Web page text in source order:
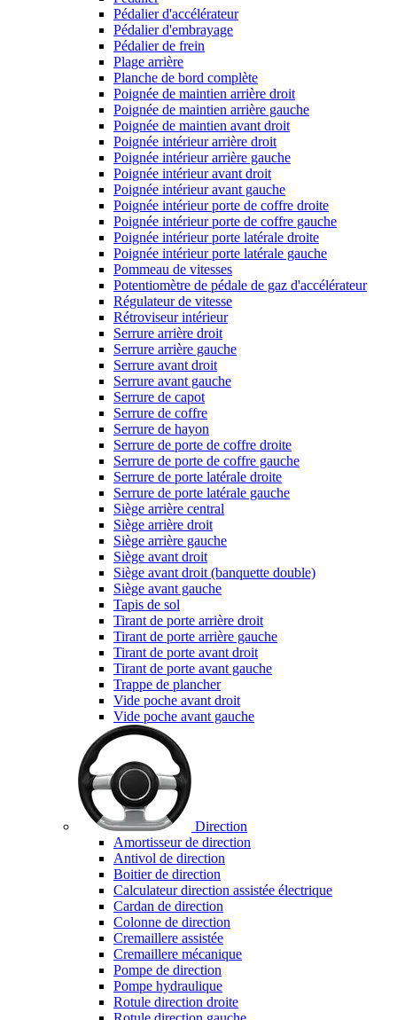
Pédalier d'accélérateur
Pédalier d'embrayage
Pédalier de frein
Plage arrière
Planche de bord complète
Poignée de maintien arrière droit
Poignée de maintien arrière gauche
Poignée de maintien avant droit
Poignée intérieur arrière droit
Poignée intérieur arrière gauche
Poignée intérieur avant droit
Poignée intérieur avant gauche
Poignée intérieur porte de coffre droite
Poignée intérieur porte de coffre gauche
Poignée intérieur porte latérale droite
Poignée intérieur porte latérale gauche
Pommeau de vitesses
Potentiomètre de pédale de gaz d'accélérateur
Régulateur de vitesse
Rétroviseur intérieur
Serrure arrière droit
Serrure arrière gauche
Serrure avant droit
Serrure avant gauche
Serrure de capot
Serrure de coffre
Serrure de hayon
Serrure de porte de coffre droite
Serrure de porte de coffre gauche
Serrure de porte latérale droite
Serrure de porte latérale gauche
Siège arrière central
Siège arrière droit
Siège arrière gauche
Siège avant droit
Siège avant droit (banquette double)
Siège avant gauche
Tapis de sol
Tirant de porte arrière droit
Tirant de porte arrière gauche
Tirant de porte avant droit
Tirant de porte avant gauche
Trappe de plancher
Vide poche avant droit
Vide poche avant gauche
Direction
Amortisseur de direction
Antivol de direction
Boitier de direction
Calculateur direction assistée électrique
Cardan de direction
Colonne de direction
Cremaillere assistée
Cremaillere mécanique
Pompe de direction
Pompe hydraulique
Rotule direction droite